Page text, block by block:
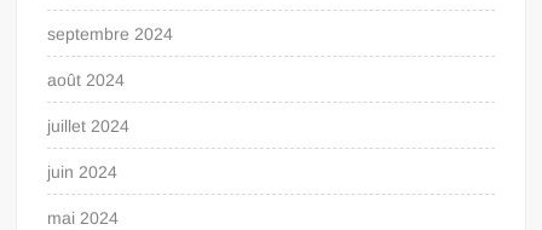
septembre 2024
août 2024
juillet 2024
juin 2024
mai 2024